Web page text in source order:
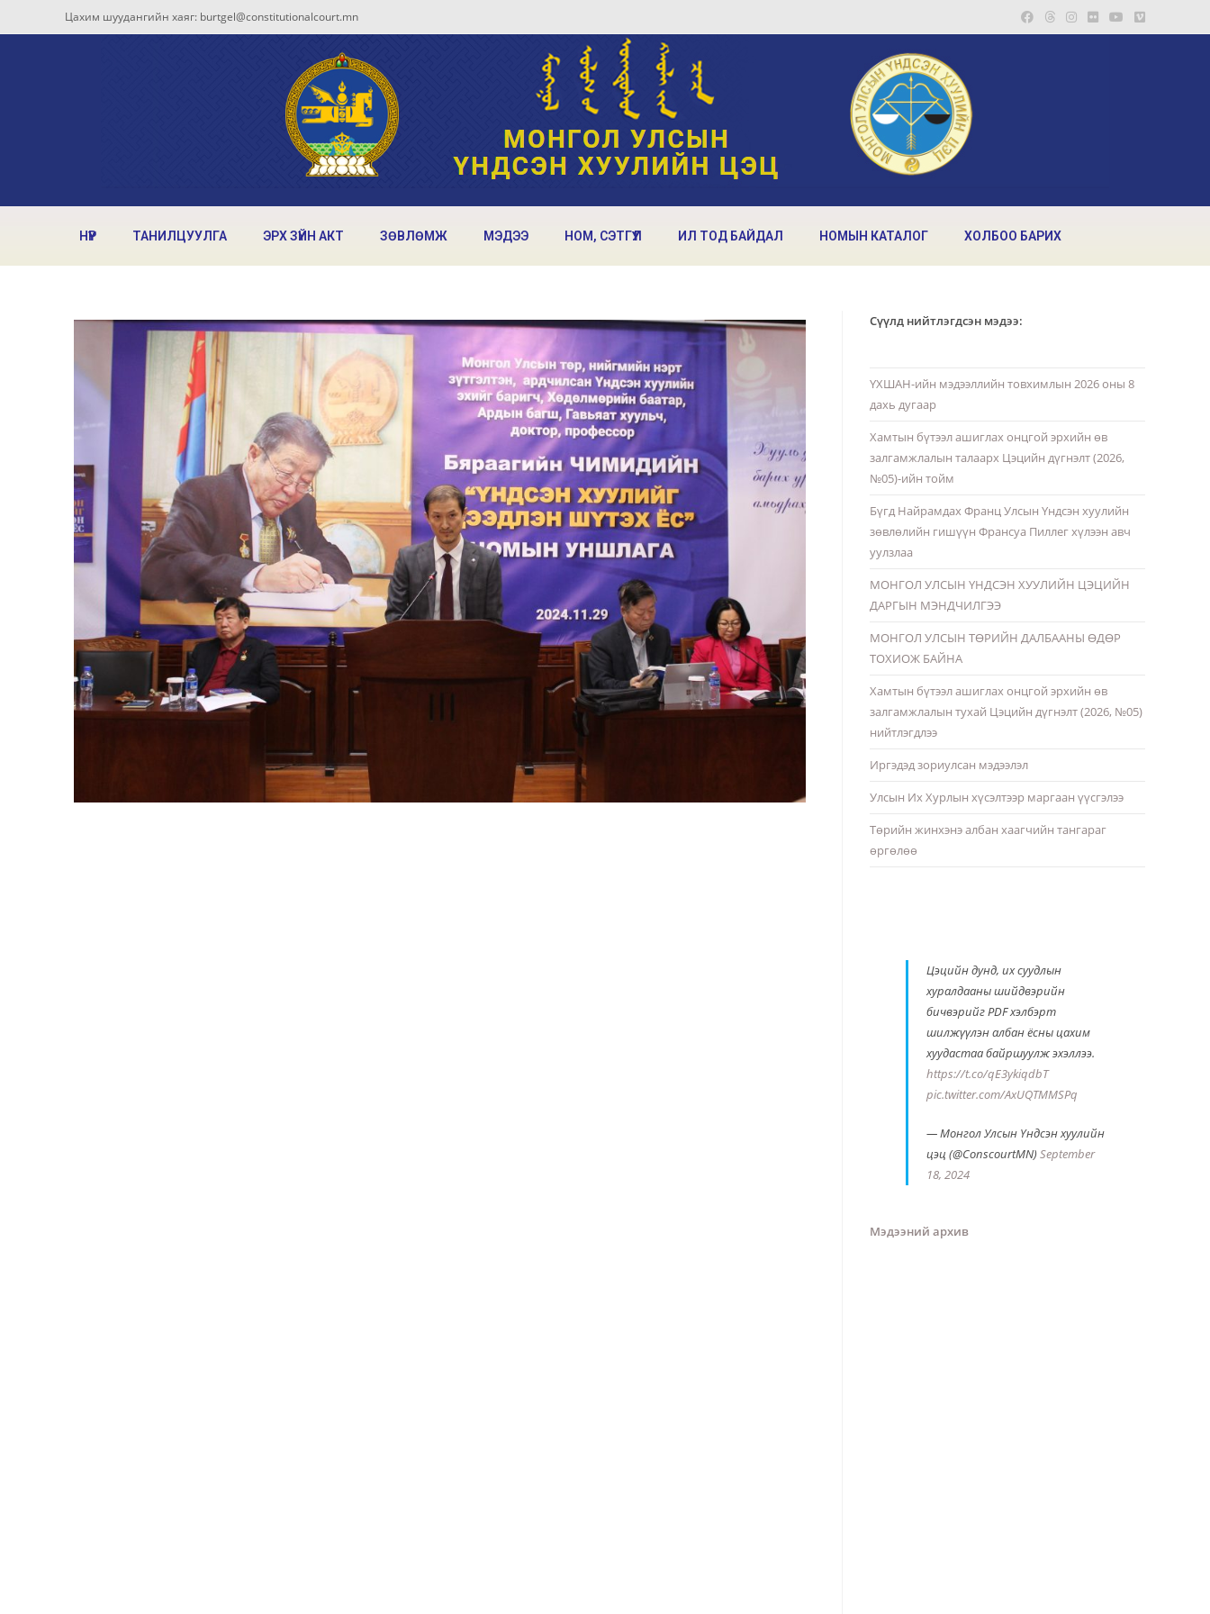
Цахим шуудангийн хаяг: burtgel@constitutionalcourt.mn
НҮҮР ТАНИЛЦУУЛГА ЭРХ ЗҮЙН АКТ ЗӨВЛӨМЖ МЭДЭЭ НОМ, СЭТГҮҮЛ ИЛ ТОД БАЙДАЛ НОМЫН КАТАЛОГ ХОЛБОО БАРИХ
Сүүлд нийтлэгдсэн мэдээ:
ҮХШАН-ийн мэдээллийн товхимлын 2026 оны 8
дахь дугаар
Хамтын бүтээл ашиглах онцгой эрхийн өв
залгамжлалын талаарх Цэцийн дүгнэлт (2026,
№05)-ийн тойм
Бүгд Найрамдах Франц Улсын Үндсэн хуулийн
зөвлөлийн гишүүн Франсуа Пиллег хүлээн авч
уулзлаа
МОНГОЛ УЛСЫН ҮНДСЭН ХУУЛИЙН ЦЭЦИЙН
ДАРГЫН МЭНДЧИЛГЭЭ
МОНГОЛ УЛСЫН ТӨРИЙН ДАЛБААНЫ ӨДӨР
ТОХИОЖ БАЙНА
Хамтын бүтээл ашиглах онцгой эрхийн өв
залгамжлалын тухай Цэцийн дүгнэлт (2026, №05)
нийтлэгдлээ
Иргэдэд зориулсан мэдээлэл
Улсын Их Хурлын хүсэлтээр маргаан үүсгэлээ
Төрийн жинхэнэ албан хаагчийн тангараг
өргөлөө
Цэцийн дунд, их суудлын
хуралдааны шийдвэрийн
бичвэрийг PDF хэлбэрт
шилжүүлэн албан ёсны цахим
хуудастаа байршуулж эхэллээ.
https://t.co/qE3ykiqdbT
pic.twitter.com/AxUQTMMSPq
— Монгол Улсын Үндсэн хуулийн
цэц (@ConscourtMN)September
18, 2024
Мэдээний архив